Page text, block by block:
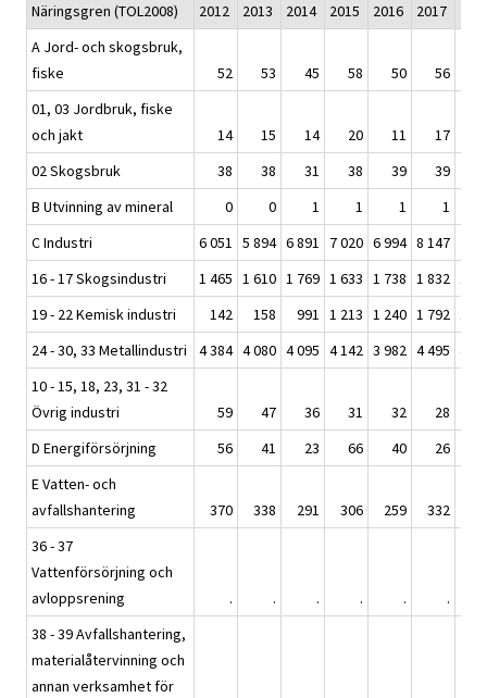
Näringsgren (TOL2008) 2012 2013 2014 2015 2016 2017
A Jord- och skogsbruk,
fiske
52 53 45 58 50 56
01, 03 Jordbruk, fiske
och jakt
14 15 14 20 11 17
02 Skogsbruk
38 38 31 38 39 39
B Utvinning av mineral
0 0 1 1 1 1
C Industri
6 051 5 894 6 891 7 020 6 994 8 147
16 - 17 Skogsindustri
1 465 1 610 1 769 1 633 1 738 1 832 1
19 - 22 Kemisk industri
142 158 991 1 213 1 240 1 792 1
24 - 30, 33 Metallindustri
4 384 4 080 4 095 4 142 3 982 4 495 4
10 - 15, 18, 23, 31 - 32
Övrig industri
59 47 36 31 32 28
D Energiförsörjning
56 41 23 66 40 26
E Vatten- och
avfallshantering
370 338 291 306 259 332
36 - 37
Vattenförsörjning och
avloppsrening
. . . . .
.
38 - 39 Avfallshantering,
materialåtervinning och
annan verksamhet för